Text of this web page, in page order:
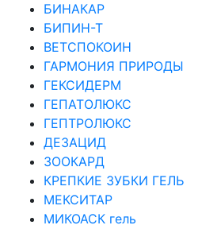
БИНАКАР
БИПИН-Т
ВЕТСПОКОИН
ГАРМОНИЯ ПРИРОДЫ
ГЕКСИДЕРМ
ГЕПАТОЛЮКС
ГЕПТРОЛЮКС
ДЕЗАЦИД
ЗООКАРД
КРЕПКИЕ ЗУБКИ ГЕЛЬ
МЕКСИТАР
МИКОАСК гель